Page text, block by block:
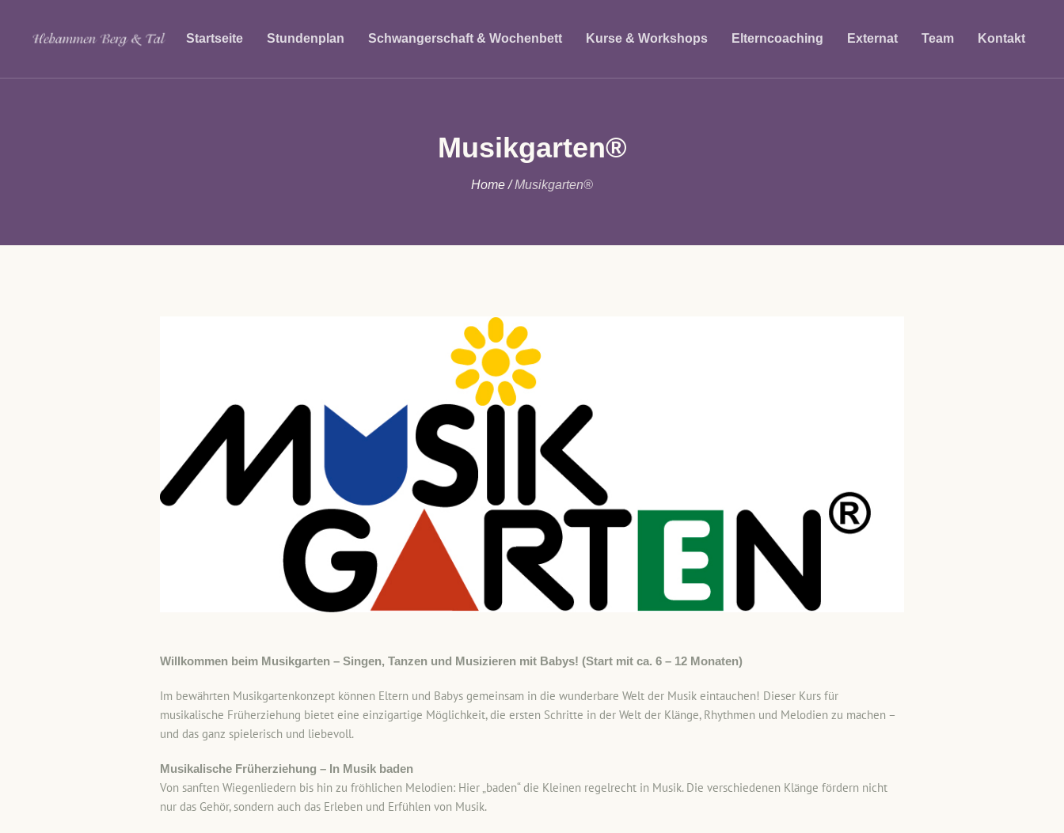
Startseite Stundenplan Schwangerschaft & Wochenbett Kurse & Workshops Elterncoaching Externat Team Kontakt
Musikgarten®
Home /Musikgarten®
Willkommen beim Musikgarten – Singen, Tanzen und Musizieren mit Babys! (Start mit ca. 6 – 12 Monaten)
Im bewährten Musikgartenkonzept können Eltern und Babys gemeinsam in die wunderbare Welt der Musik eintauchen! Dieser Kurs für
musikalische Früherziehung bietet eine einzigartige Möglichkeit, die ersten Schritte in der Welt der Klänge, Rhythmen und Melodien zu machen –
und das ganz spielerisch und liebevoll.
Musikalische Früherziehung – In Musik baden
Von sanften Wiegenliedern bis hin zu fröhlichen Melodien: Hier „baden“ die Kleinen regelrecht in Musik. Die verschiedenen Klänge fördern nicht
nur das Gehör, sondern auch das Erleben und Erfühlen von Musik.